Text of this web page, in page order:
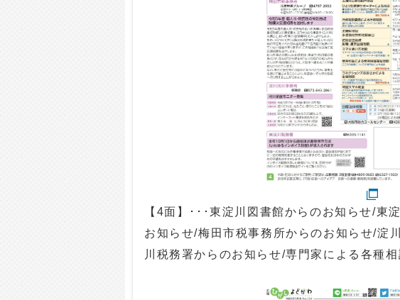
【4面】･･･東淀川図書館からのお知らせ/東
お知らせ/梅田市税事務所からのお知らせ/淀
川税務署からのお知らせ/専門家による各種